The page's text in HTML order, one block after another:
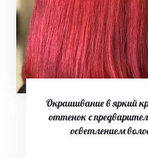
Окрашивание в яркий
оттенок с
осветлением